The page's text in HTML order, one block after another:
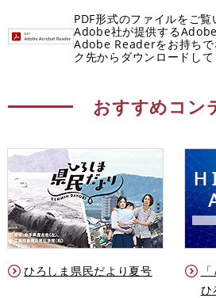
PDF形式のファイルをご覧
Adobe社が提供する
Adobe Readerをお持ちで
ク先からダウンロードして
おすすめコン
ひろしま県民だより夏号
ひ